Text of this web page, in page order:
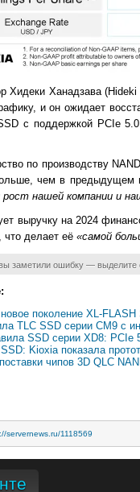
Хидеки Ханадзава
и он ожидает
с поддержкой PCIe
по производству
чем в предыдущем
рост нашей компании и
выручку на 2024
что делает её «самой
заметили ошибку —
новое поколение XL-
TLC SSD серии CM9 с
SSD серии XD8:
Kioxia показала
чипов 3D QLC
servernews.ru/1118569